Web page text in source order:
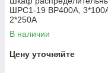
ШРС1-19 ВР400А,
2*250А
В наличии
Цену уточняйте